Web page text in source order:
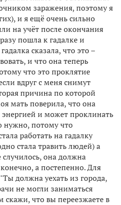
заражения, поэтому я
и я ещё очень сильно
на учёт после окончания
пошла к гадалке и
сказала, что это –
и что она теперь
что это проклятие
вдруг с меня снимут
причина по которой
мать поверила, что она
энергией и может проклинать
нужно, потому что
работать на гадалку
стала травить людей) а
случилось, она должна
а постепенно. Для
должна уехать из города,
не могли заниматься
скажи, что вы переезжаете в